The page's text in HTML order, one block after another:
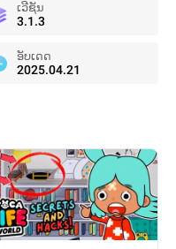
ເວີຊັນ
3.1.3
ອັບເດດ
2025.04.21